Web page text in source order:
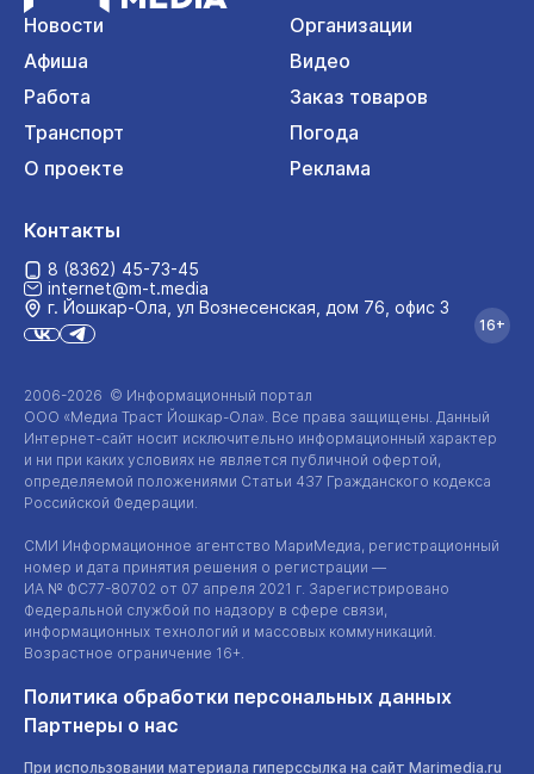
Новости
Организации
Афиша
Видео
Работа
Заказ товаров
Транспорт
Погода
О проекте
Реклама
2006-2026 © Информационный портал
ООО «Медиа Траст Йошкар-Ола». Все права защищены. Данный
Интернет-сайт носит исключительно информационный характер
и ни при каких условиях не является публичной офертой,
определяемой положениями Статьи 437 Гражданского кодекса
Российской Федерации.
СМИ Информационное агентство МариМедиа, регистрационный
номер и дата принятия решения о регистрации —
ИА № ФС77-80702 от 07 апреля 2021 г. Зарегистрировано
Федеральной службой по надзору в сфере связи,
информационных технологий и массовых коммуникаций.
Возрастное ограничение 16+.
Политика обработки персональных данных
Партнеры о нас
При использовании материала гиперссылка на сайт Marimedia.ru
Контакты
8 (8362) 45-73-45
internet@m-t.media
г. Йошкар‑Ола, ул Вознесенская, дом 76, офис 3
16+